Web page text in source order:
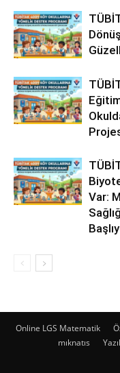
Var:
Online LGS Matematik
mıknatıs